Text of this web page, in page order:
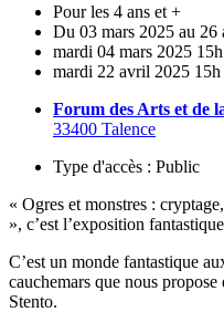
Pour les 4 ans et +
Du 03 mars 2025 au 26
mardi 04 mars 2025 15h
mardi 22 avril 2025 15h
Forum des Arts et de
33400 Talence
Type d'accès : Public
« Ogres et monstres :
», c’est l’exposition
C’est un monde fantastique
cauchemars que nous
Stento.